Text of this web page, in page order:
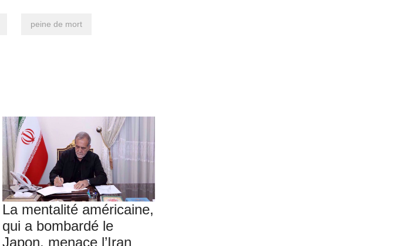
peine de mort
La mentalité américaine,
qui a bombardé le
Japon, menace l’Iran